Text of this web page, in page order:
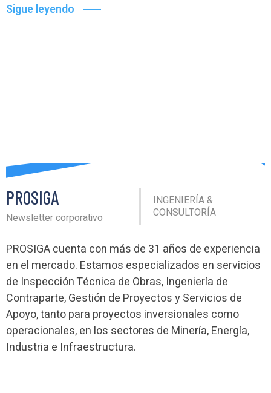
Sigue leyendo
PROSIGA
Newsletter corporativo
INGENIERÍA &
CONSULTORÍA
PROSIGA cuenta con más de 31 años de experiencia
en el mercado. Estamos especializados en servicios
de Inspección Técnica de Obras, Ingeniería de
Contraparte, Gestión de Proyectos y Servicios de
Apoyo, tanto para proyectos inversionales como
operacionales, en los sectores de Minería, Energía,
Industria e Infraestructura.